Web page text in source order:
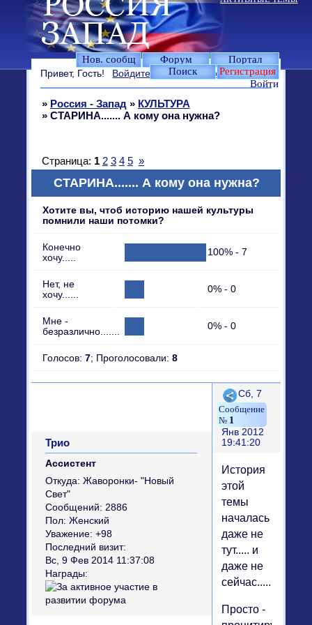
Нов. сообщ Форум
Портал
Поиск
Регистрация
Войти
Привет, Гость! Войдите илизарегистрируйтесь.
» Россия - Запад » КУЛЬТУРА
» СТАРИНА....... А кому она нужна?
СТАРИНА....... А кому она нужна?
Страница: 1 2 3 4 5 »
Хотите вы, чтоб историю нашей культуры
помнили наши потомки?
Конечно
хочу.....
100% - 7
Нет, не
хочу......
0% - 0
Мне -
безразлично.......
0% - 0
Голосов: 7; Проголосовали: 8
Поделиться
1
Сб, 7
Янв 2012
19:41:20
Трио
Ассистент
Откуда: Жаворонки- "Новый
Свет"
Сообщений: 2886
Пол: Женский
Уважение: +98
Последний визит:
Вс, 9 Фев 2014 11:37:08
Награды:
История
этой
темы
началась
даже не
тут..... и
даже не
сейчас.......
Просто -